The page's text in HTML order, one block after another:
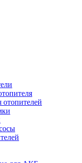
отопителей